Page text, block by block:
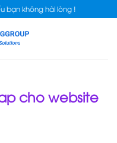
bạn không hài lòng !
cho website